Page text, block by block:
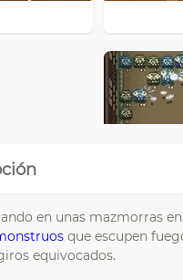
en unas mazmorras
que escupen
equivocados.